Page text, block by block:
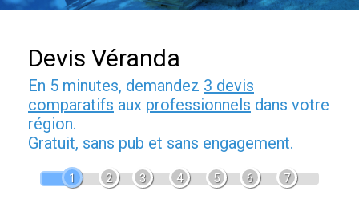
Devis Véranda
En 5 minutes, demandez 3 devis
comparatifs aux professionnels dans votre
région.
Gratuit, sans pub et sans engagement.
1 2 3 4 5 6 7